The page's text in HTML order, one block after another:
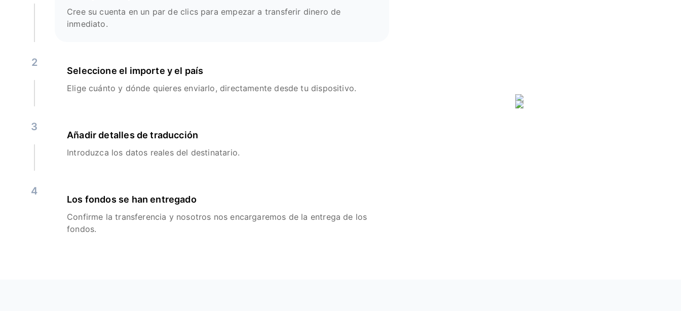
Cree su cuenta en un par de clics para empezar a transferir dinero de
inmediato.
2
Seleccione el importe y el país
Elige cuánto y dónde quieres enviarlo, directamente desde tu dispositivo.
3
Añadir detalles de traducción
Introduzca los datos reales del destinatario.
4
Los fondos se han entregado
Confirme la transferencia y nosotros nos encargaremos de la entrega de los
fondos.